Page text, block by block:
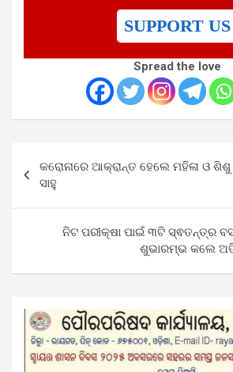
SUPPORT US
Spread the love
navigation
କରୋନାରେ ଆକ୍ରାନ୍ତ ହେଲେ ମହିଳା ଓ
ସାହୁ
ନିଟ ପରୀକ୍ଷା ପାଇଁ ୩ଟି ସ୍ଵତନ୍ତ୍ର
ଶୁଭାରମ୍ଭ କଲେ